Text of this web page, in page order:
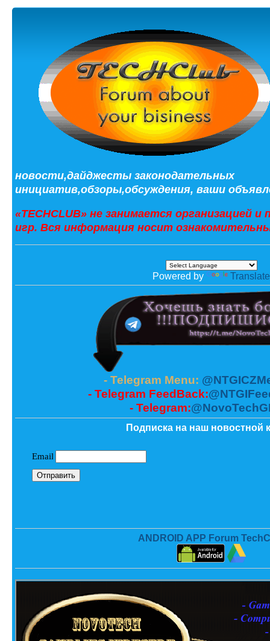
новости,дайджесты законодательных
инициатив,обзоры,обсуждения, ваши
«TECHCLUB» не занимается организацией
игр. Вся информация носит
Powered by Translate
- Telegram Menu:
- Telegram FeedBack:
- Telegram:
Подписка на наш новостной
ANDROID APP Forum